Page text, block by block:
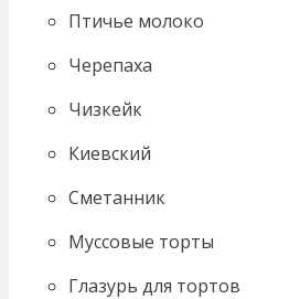
Птичье молоко
Черепаха
Чизкейк
Киевский
Сметанник
Муссовые торты
Глазурь для тортов